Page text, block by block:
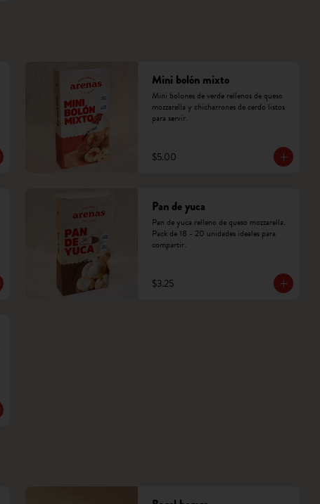
Mini bolón mixto
Mini bolones de verde rellenos de queso
mozzarella y chicharrones de cerdo listos
para servir.
$5.00
Pan de yuca
Pan de yuca relleno de queso mozzarella.
Pack de 18 - 20 unidades ideales para
compartir.
$3.25